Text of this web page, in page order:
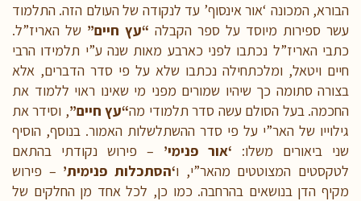
הבורא, המכונה ‘אור אינסוף’ עד לנקודה של העולם הזה. התלמוד
עשר ספירות מיוסד על ספר הקבלה “עץ חיים” של האריז”ל.
כתבי האריז”ל נכתבו לפני כארבע מאות שנה ע”י תלמידו הרבי
חיים ויטאל, ומלכתחילה נכתבו שלא על פי סדר הדברים, אלא
בצורה סתומה כך שיהיו שמורים מפני מי שאינו ראוי ללמוד את
החכמה. בעל הסולם עשה סדר תלמודי מה“עץ חיים”, וסידר את
גילוייו של האר”י על פי סדר ההשתלשלות האמור. בנוסף, הוסיף
שני ביאורים משלו: ‘אור פנימי’ – פירוש נקודתי בהתאם
לטקסטים המצוטטים מהאר”י, ו‘הסתכלות פנימית’ – פירוש
מקיף הדן בנושאים בהרחבה. כמו כן, לכל אחד מן החלקים של